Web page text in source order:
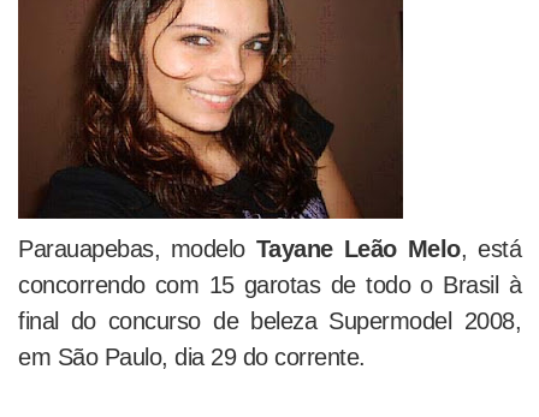
Parauapebas, modelo Tayane Leão Melo, está
concorrendo com 15 garotas de todo o Brasil à
final do concurso de beleza Supermodel 2008,
em São Paulo, dia 29 do corrente.